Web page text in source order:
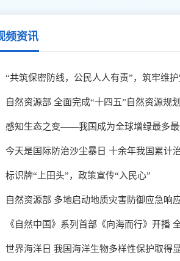
频资讯
“共筑保密防线，公民人人有责”，筑牢维
自然资源部 全面完成“十四五”自然资源规
感知生态之变——我国成为全球增绿最多最
今天是国际防治沙尘暴日 十余年我国累计
标识牌“上田头”，政策宣传“入民心”
自然资源部 多地启动地质灾害防御应急响
《自然中国》系列首部《向海而行》开播
世界海洋日 我国海洋生物多样性保护取得